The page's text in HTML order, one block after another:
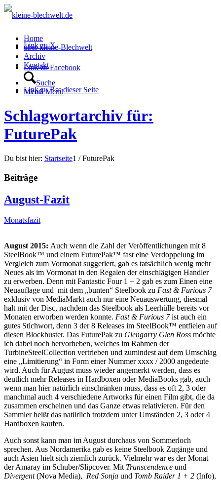
Link zu X
Link zu Facebook
Link zu Rss dieser Seite
Home
über kleine-Blechwelt
Archiv
Kontakt
Suche
Menü Menü
Schlagwortarchiv für:
FuturePak
Du bist hier: Startseite1 / FuturePak
Beiträge
August-Fazit
Monatsfazit
August 2015: Auch wenn die Zahl der Veröffentlichungen mit 8
SteelBook™ und einem FuturePak™ fast eine Verdoppelung im
Vergleich zum Vormonat suggeriert, gab es tatsächlich wenig mehr
Neues als im Vormonat in den Regalen der einschlägigen Handler
zu erwerben. Denn mit Fantastic Four 1 + 2 gab es zum Einen eine
Neuauflage und mit dem „bunten“ Steelbook zu Fast & Furious 7
exklusiv von MediaMarkt auch nur eine Neuauswertung, diesmal
halt mit der Disc, nachdem das Steelbook als Leerhülle bereits vor
Monaten erworben werden konnte. Fast & Furious 7ist auch ein
gutes Stichwort, denn 3 der 8 Releases im SteelBook™ entfielen auf
diesen Blockbuster. Das FuturePak zu Glengarry Glen Ross möchte
ich dabei noch hervorheben, welches im Rahmen der
TurbineSteelCollection vertrieben und zumindest auf dem Umschlag
eine „Limitierung“ in Form einer Nummer xxxx / 2000 angedeute
wird. Auch für August muss wieder angemerkt werden, dass es
deutlich mehr Releases in Hardboxen oder MediaBooks gab, auch
wenn man hier natürlich einschränken muss, dass es oft 2, 3 oder
manchmal auch 4 verschiedene Artworks für einen Film gibt, die da
zusammen erscheinen und das Ganze etwas relativieren. Für den
Sammler heißt das natürlich trotzdem unter Umständen 2, 3 oder 4
Hardboxen kaufen.
Auch sonst kann man im August durchaus von Sommerloch
sprechen. Aus Nordamerika gab es keine Steelbook Zugänge und
auch Asien hielt sich ziemlich zurück. Vielmehr war es der Monat
der Amaray im Schuber/Slipcover. Mit Transcendence und
Divergent(Nova Media), Red Sonja und Tomb Raider 1 + 2 (Info),